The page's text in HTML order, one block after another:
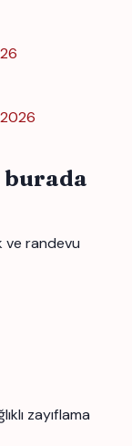
burada
ve randevu
zayıflama